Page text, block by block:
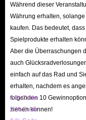
einige Methoden zum
Warum müssen
IGGM.com
Wir können wissen, dass
Pay-to-Win. Wir können
um schnell einen großen
Während dieser
Währung erhalten,
kaufen. Das bedeutet,
Spielprodukte erhalten
Aber die Überraschungen
auch
einfach auf das Rad und
erhalten, nachdem es
folgenden 10
ziehen können!
3 % Code
5 % Code